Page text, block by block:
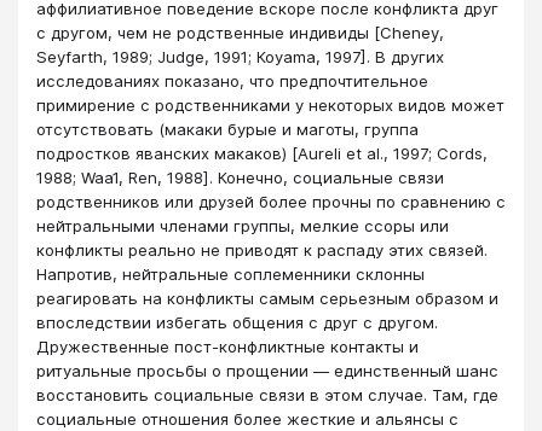
аффилиативное поведение вскоре после конфликта друг
с другом, чем не родственные индивиды [Cheney,
Seyfarth, 1989; Judge, 1991; Коуаmа, 1997]. В других
исследованиях показано, что предпочтительное
примирение с родственниками у некоторых видов может
отсутствовать (макаки бурые и маготы, группа
подростков яванских макаков) [Aureli et al., 1997; Сords,
1988; Waa1, Ren, 1988]. Конечно, социальные связи
родственников или друзей более прочны по сравнению с
нейтральными членами группы, мелкие ссоры или
конфликты реально не приводят к распаду этих связей.
Напротив, нейтральные соплеменники склонны
реагировать на конфликты самым серьезным образом и
впоследствии избегать общения с друг с другом.
Дружественные пост-конфликтные контакты и
ритуальные просьбы о прощении — единственный шанс
восстановить социальные связи в этом случае. Там, где
социальные отношения более жесткие и альянсы с